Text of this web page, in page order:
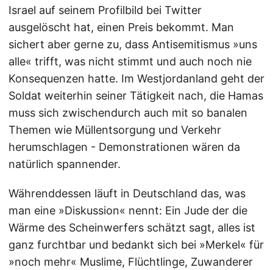
Israel auf seinem Profilbild bei Twitter
ausgelöscht hat, einen Preis bekommt. Man
sichert aber gerne zu, dass Antisemitismus »uns
alle« trifft, was nicht stimmt und auch noch nie
Konsequenzen hatte. Im Westjordanland geht der
Soldat weiterhin seiner Tätigkeit nach, die Hamas
muss sich zwischendurch auch mit so banalen
Themen wie Müllentsorgung und Verkehr
herumschlagen - Demonstrationen wären da
natürlich spannender.
Währenddessen läuft in Deutschland das, was
man eine »Diskussion« nennt: Ein Jude der die
Wärme des Scheinwerfers schätzt sagt, alles ist
ganz furchtbar und bedankt sich bei »Merkel« für
»noch mehr« Muslime, Flüchtlinge, Zuwanderer